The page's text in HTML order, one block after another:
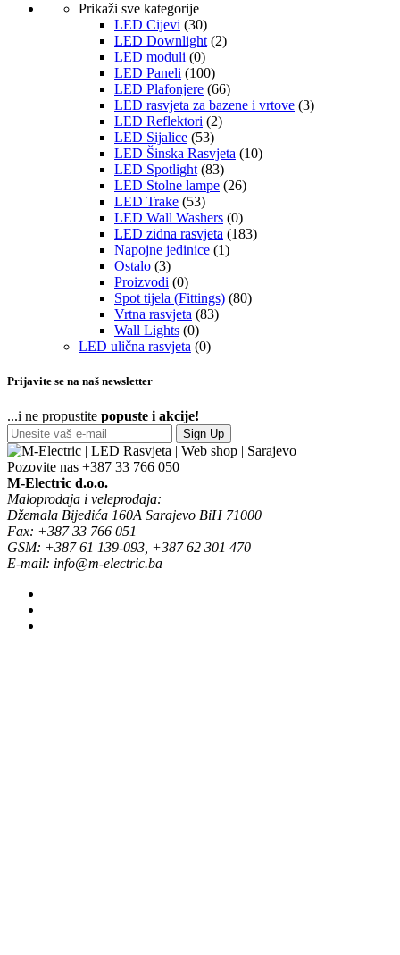
Prikaži sve kategorije
LED Cijevi (30)
LED Downlight (2)
LED moduli (0)
LED Paneli (100)
LED Plafonjere (66)
LED rasvjeta za bazene i vrtove (3)
LED Reflektori (2)
LED Sijalice (53)
LED Šinska Rasvjeta (10)
LED Spotlight (83)
LED Stolne lampe (26)
LED Trake (53)
LED Wall Washers (0)
LED zidna rasvjeta (183)
Napojne jedinice (1)
Ostalo (3)
Proizvodi (0)
Spot tijela (Fittings) (80)
Vrtna rasvjeta (83)
Wall Lights (0)
LED ulična rasvjeta (0)
Prijavite se na naš newsletter
...i ne propustite popuste i akcije!
Sign Up
Pozovite nas +387 33 766 050
M-Electric d.o.o.
Maloprodaja i veleprodaja:
Džemala Bijedića 160A Sarajevo BiH 71000
Fax: +387 33 766 051
GSM: +387 61 139-093, +387 62 301 470
E-mail: info@m-electric.ba